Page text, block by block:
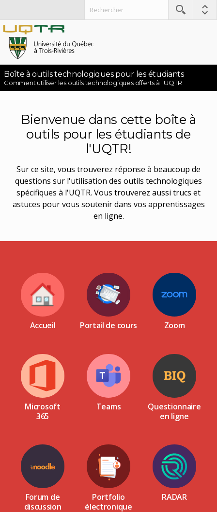
Boîte à outils technologiques pour les étudiants
Comment utiliser les outils technologiques offerts à l'UQTR
Bienvenue dans cette boîte à
outils pour les étudiants de
l'UQTR!
Sur ce site, vous trouverez réponse à beaucoup de
questions sur l'utilisation des outils technologiques
spécifiques à l'UQTR. Vous trouverez aussi trucs et
astuces pour vous soutenir dans vos apprentissages
en ligne.
Accueil Portail de cours Zoom
Microsoft
365
Teams
Questionnaire
en ligne
Forum de
discussion
Portfolio
électronique
RADAR